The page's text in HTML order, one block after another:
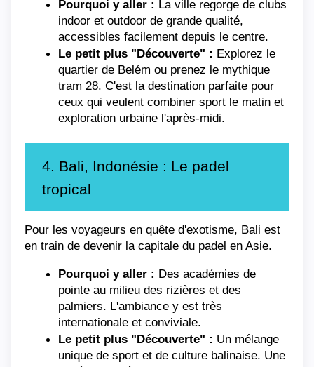
Pourquoi y aller : La ville regorge de clubs
indoor et outdoor de grande qualité,
accessibles facilement depuis le centre.
Le petit plus "Découverte" : Explorez le
quartier de Belém ou prenez le mythique
tram 28. C'est la destination parfaite pour
ceux qui veulent combiner sport le matin et
exploration urbaine l'après-midi.
4. Bali, Indonésie : Le padel
tropical
Pour les voyageurs en quête d'exotisme, Bali est
en train de devenir la capitale du padel en Asie.
Pourquoi y aller : Des académies de
pointe au milieu des rizières et des
palmiers. L'ambiance y est très
internationale et conviviale.
Le petit plus "Découverte" : Un mélange
unique de sport et de culture balinaise. Une